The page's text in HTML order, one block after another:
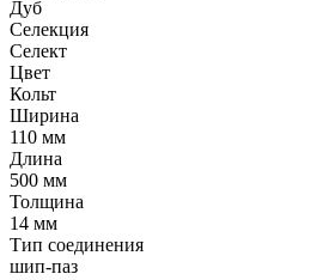
Дуб
Селекция
Селект
Цвет
Кольт
Ширина
110 мм
Длина
500 мм
Толщина
14 мм
Тип соединения
шип-паз